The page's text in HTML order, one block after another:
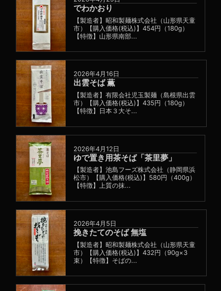
でわかおり
【製造者】昭和製麺株式会社（山形県天童
市）【購入価格(税込)】454円（180g）
【特徴】山形県南部...
2026年4月16日
出雲そば 薫
【製造者】有限会社児玉製麺（島根県出雲
市）【購入価格(税込)】435円（180g）
【特徴】日本３大そ...
2026年4月12日
ゆで置き用茶そば「茶里夢」
【製造者】池島フーズ株式会社（静岡県浜
松市）【購入価格(税込)】580円（400g）
【特徴】上質の抹...
2026年4月5日
挽きたてのそば 無塩
【製造者】昭和製麺株式会社（山形県天童
市）【購入価格(税込)】432円（90g×3
束）【特徴】そばの...